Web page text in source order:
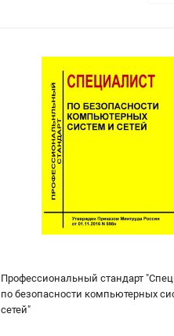
Профессиональный стандарт
по безопасности компьютерных
сетей"